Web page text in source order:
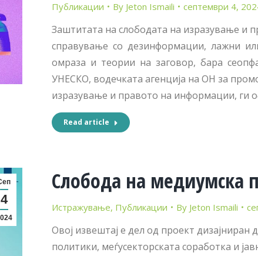
Публикации By Jeton Ismaili септември 4,
Заштитата на слободата на изразување
справување со дезинформации, лажни
омраза и теории на заговор, бара
УНЕСКО, водечката агенција на ОН за
изразување и правото на информации, ги
Read article
4
Слобода на медиумска
Истражување, Публикации By Jeton Ismaili
Овој извештај е дел од проект
политики, меѓусекторската соработка и